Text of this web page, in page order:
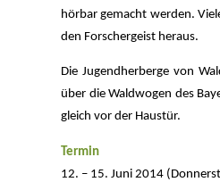
hörbar gemacht werden.
den Forschergeist heraus.
Die Jugendherberge von
über die Waldwogen des
gleich vor der Haustür.
Termin
12. – 15. Juni 2014